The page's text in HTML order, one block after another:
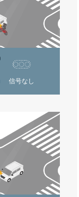
信号なし